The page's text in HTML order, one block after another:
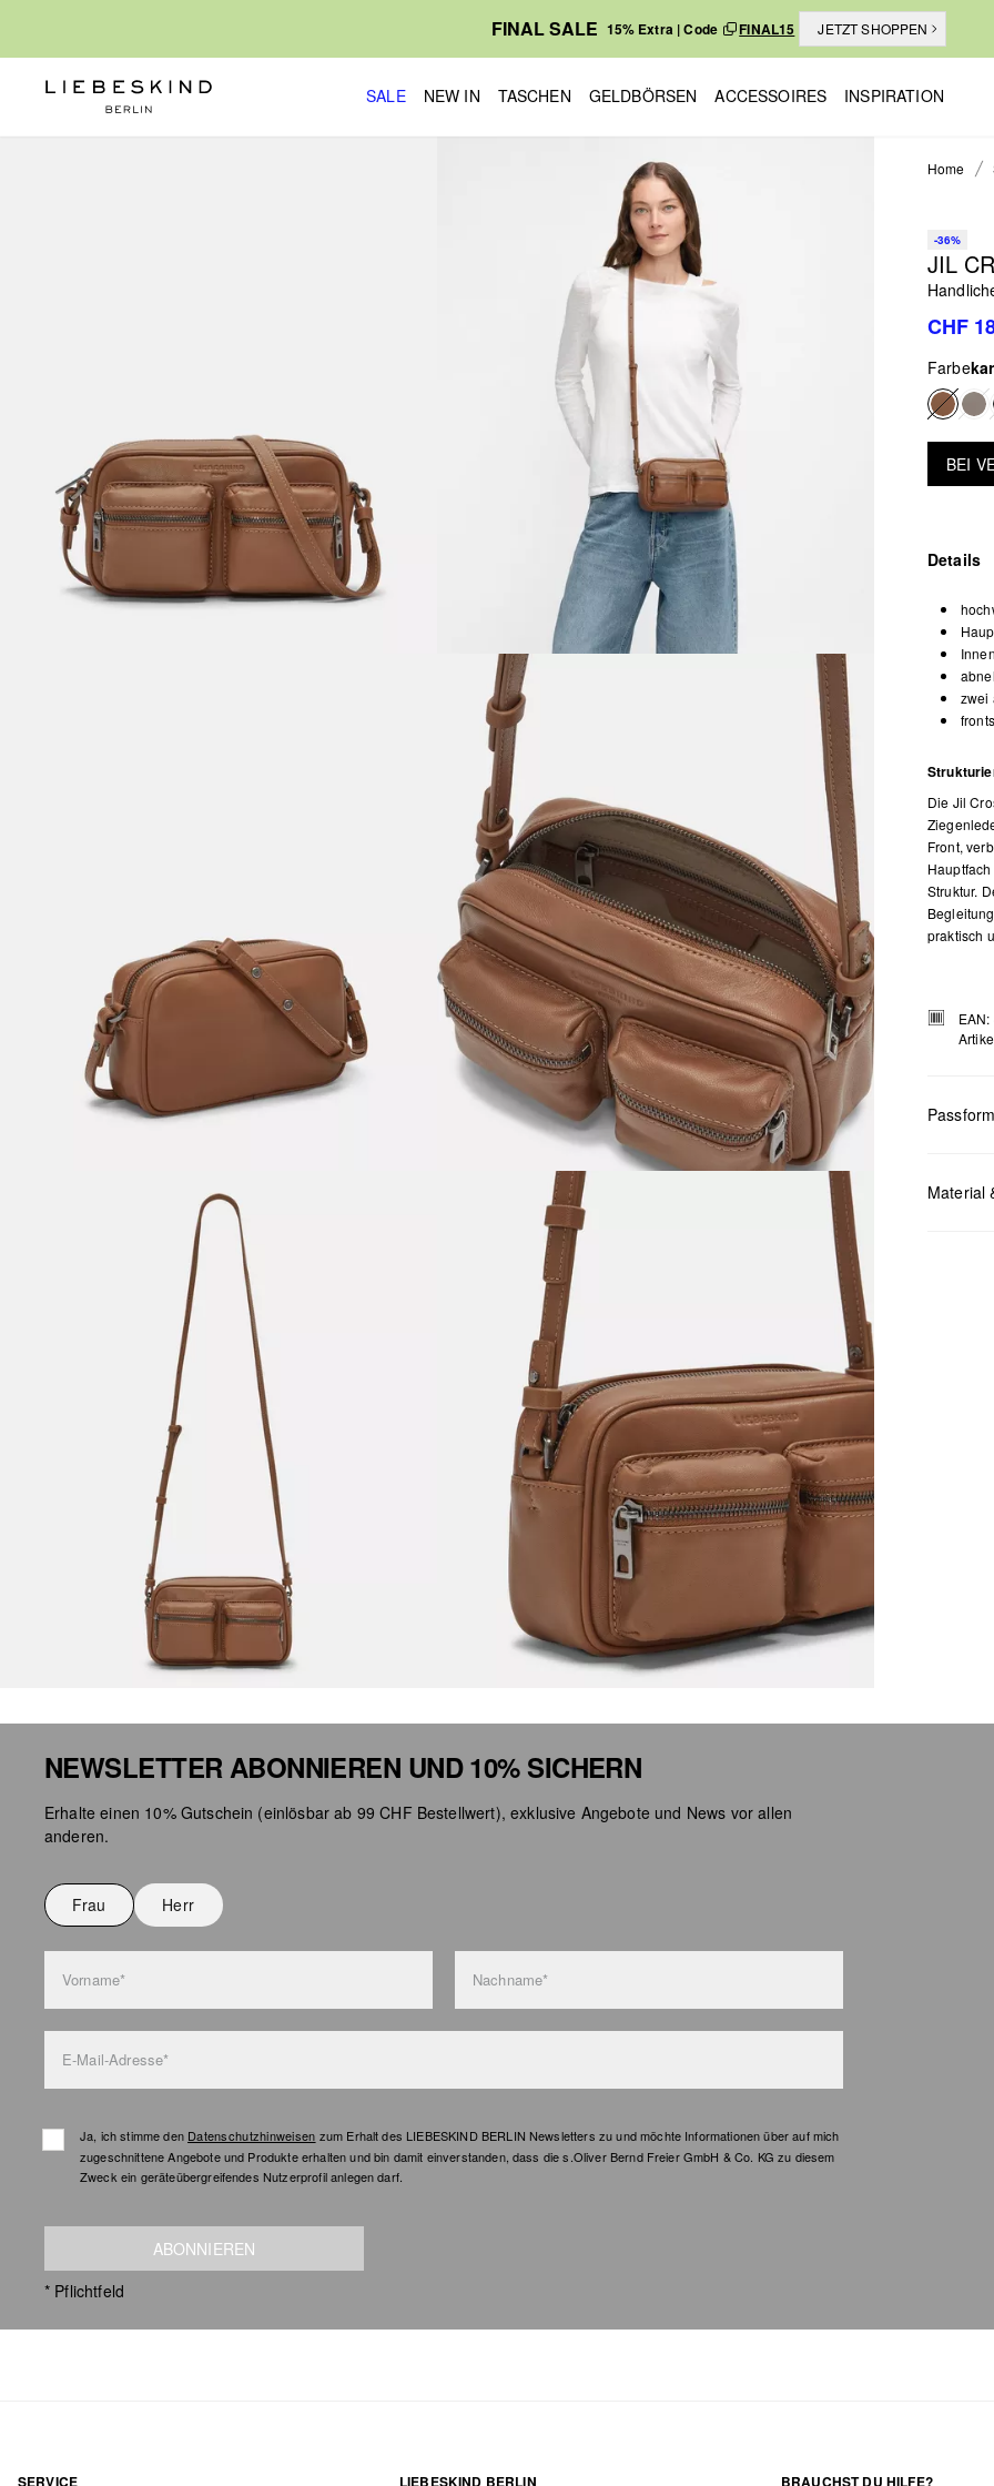
FINAL SALE 15% Extra | Code FINAL15 JETZT SHOPPEN
SALE NEW IN TASCHEN GELDBÖRSEN ACCESSOIRES INSPIRATION
Home
-36%
JIL
CHF
Farbe
BEI
Details
zwei
Die Jil
Front,
Struktur.
praktisch
Passform
Material
NEWSLETTER ABONNIEREN UND 10% SICHERN
Erhalte einen 10% Gutschein (einlösbar ab 99 CHF Bestellwert), exklusive Angebote und News vor allen
anderen.
Frau Herr
Vorname* Nachname*
E-Mail-Adresse*
Ja, ich stimme den Datenschutzhinweisen zum Erhalt des LIEBESKIND BERLIN Newsletters zu und möchte Informationen über auf mich
zugeschnittene Angebote und Produkte erhalten und bin damit einverstanden, dass die s.Oliver Bernd Freier GmbH & Co. KG zu diesem
Zweck ein geräteübergreifendes Nutzerprofil anlegen darf.
ABONNIEREN
* Pflichtfeld
SERVICE LIEBESKIND BERLIN BRAUCHST DU HILFE?